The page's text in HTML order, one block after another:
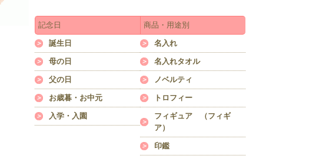
記念日
誕生日
母の日
父の日
お歳暮・お中元
入学・入園
商品・用途別
名入れ
名入れタオル
ノベルティ
トロフィー
フィギュア （フィギ
ア）
印鑑